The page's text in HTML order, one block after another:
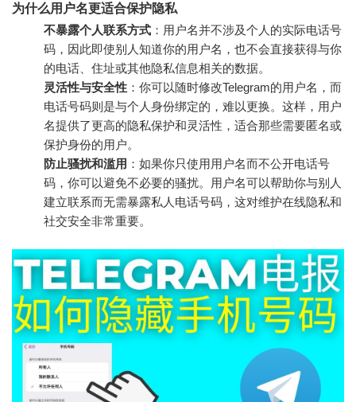
为什么用户名更适合保护隐私
不暴露个人联系方式 ：用户名并不涉及个人的实际电话号
码，因此即使别人知道你的用户名，也不会直接获得与你
的电话、住址或其他隐私信息相关的数据。
灵活性与安全性 ：你可以随时修改Telegram的用户名，而
电话号码则是与个人身份绑定的，难以更换。这样，用户
名提供了更高的隐私保护和灵活性，适合那些需要匿名或
保护身份的用户。
防止骚扰和滥用 ：如果你只使用用户名而不公开电话号
码，你可以避免不必要的骚扰。用户名可以帮助你与别人
建立联系而无需暴露私人电话号码，这对维护在线隐私和
社交安全非常重要。